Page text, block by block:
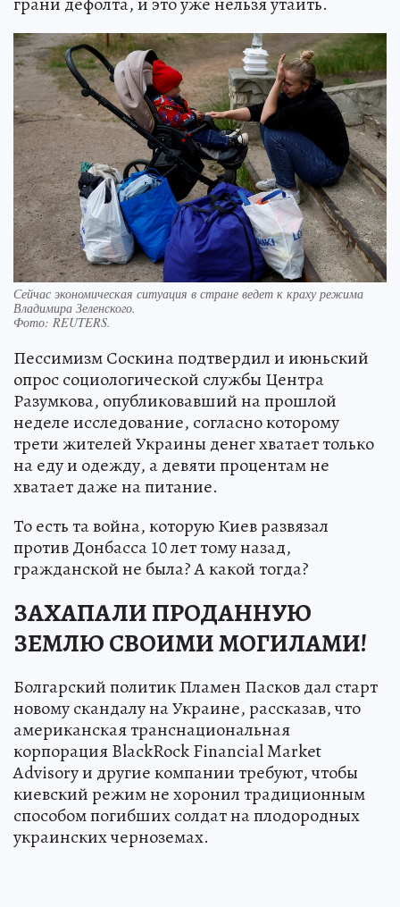
Сейчас экономическая ситуация в стране ведет к краху режима
Владимира Зеленского.
Фото: REUTERS.
Пессимизм Соскина подтвердил и июньский
опрос социологической службы Центра
Разумкова, опубликовавший на прошлой
неделе исследование, согласно которому
трети жителей Украины денег хватает только
на еду и одежду, а девяти процентам не
хватает даже на питание.
То есть та война, которую Киев развязал
против Донбасса 10 лет тому назад,
гражданской не была? А какой тогда?
ЗАХАПАЛИ ПРОДАННУЮ
ЗЕМЛЮ СВОИМИ МОГИЛАМИ!
Болгарский политик Пламен Пасков дал старт
новому скандалу на Украине, рассказав, что
американская транснациональная
корпорация BlackRock Financial Market
Advisory и другие компании требуют, чтобы
киевский режим не хоронил традиционным
способом погибших солдат на плодородных
украинских черноземах.